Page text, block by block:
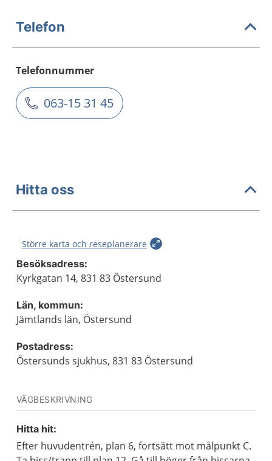
Telefon
Telefonnummer
063-15 31 45
Hitta oss
Större karta och reseplanerare
Besöksadress:
Kyrkgatan 14, 831 83 Östersund
Län, kommun:
Jämtlands län, Östersund
Postadress:
Östersunds sjukhus, 831 83 Östersund
VÄGBESKRIVNING
Hitta hit:
Efter huvudentrén, plan 6, fortsätt mot målpunkt C.